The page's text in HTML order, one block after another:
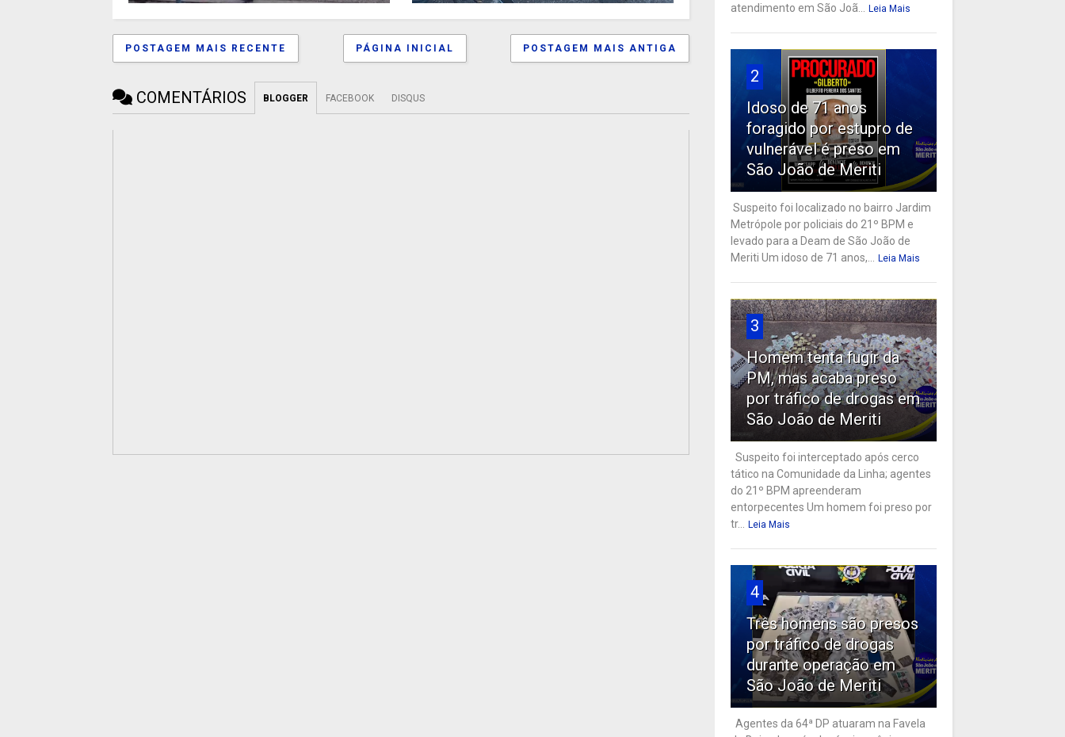
POSTAGEM MAIS RECENTE POSTAGEM MAIS ANTIGA
PÁGINA INICIAL
COMENTÁRIOS BLOGGER FACEBOOK DISQUS
atendimento em São Joã...
Leia Mais
2
Idoso de 71 anos
foragido por estupro de
vulnerável é preso em
São João de Meriti
Suspeito foi localizado no bairro Jardim
Metrópole por policiais do 21º BPM e
levado para a Deam de São João de
Meriti Um idoso de 71 anos,...
Leia Mais
3
Homem tenta fugir da
PM, mas acaba preso
por tráfico de drogas em
São João de Meriti
Suspeito foi interceptado após cerco
tático na Comunidade da Linha; agentes
do 21º BPM apreenderam
entorpecentes Um homem foi preso por
tr...
Leia Mais
4
Três homens são presos
por tráfico de drogas
durante operação em
São João de Meriti
Agentes da 64ª DP atuaram na Favela